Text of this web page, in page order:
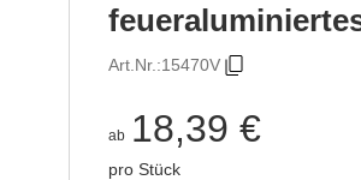
Art.Nr.:15470V
ab 18,39 €
pro Stück